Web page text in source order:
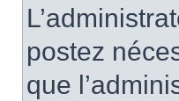
postez
que